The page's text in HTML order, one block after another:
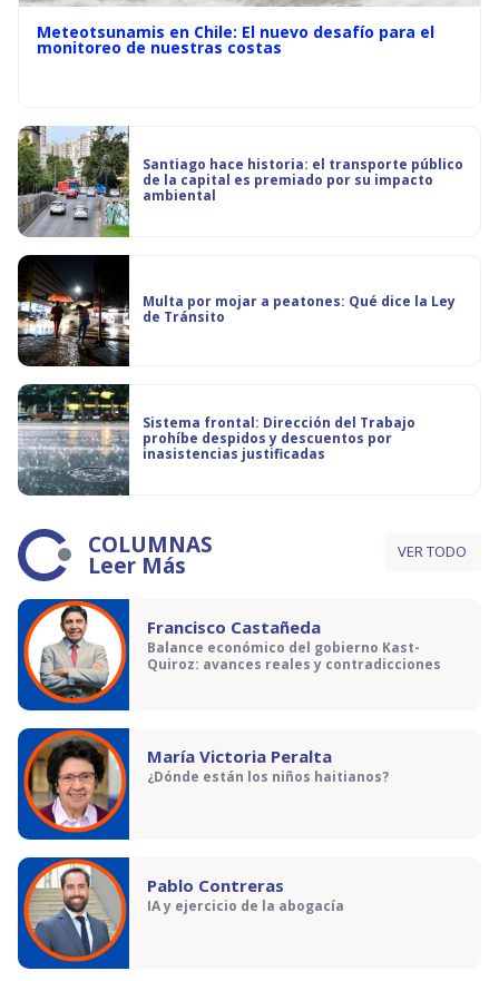
Meteotsunamis en Chile: El nuevo desafío para el
monitoreo de nuestras costas
Santiago hace historia: el transporte público
de la capital es premiado por su impacto
ambiental
Multa por mojar a peatones: Qué dice la Ley
de Tránsito
Sistema frontal: Dirección del Trabajo
prohíbe despidos y descuentos por
inasistencias justificadas
COLUMNAS
Leer Más VER TODO
Francisco Castañeda
Balance económico del gobierno Kast-
Quiroz: avances reales y contradicciones
María Victoria Peralta
¿Dónde están los niños haitianos?
Pablo Contreras
IA y ejercicio de la abogacía